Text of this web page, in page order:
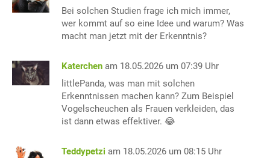
Bei solchen Studien frage ich mich immer,
wer kommt auf so eine Idee und warum? Was
macht man jetzt mit der Erkenntnis?
Katerchen am 18.05.2026 um 07:39 Uhr
littlePanda, was man mit solchen
Erkenntnissen machen kann? Zum Beispiel
Vogelscheuchen als Frauen verkleiden, das
ist dann etwas effektiver. 😂
Teddypetzi am 18.05.2026 um 08:15 Uhr